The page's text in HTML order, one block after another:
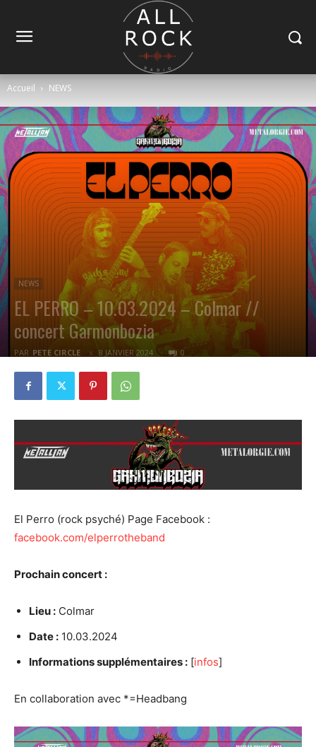
Accueil NEWS
NEWS
EL PERRO – 10.03.2024 – Colmar //
concert Garmonbozia
PAR PETE CIRCLE 8 JANVIER 2024 0
El Perro (rock psyché) Page Facebook :
facebook.com/elperrotheband
Prochain concert :
Lieu : Colmar
Date : 10.03.2024
Informations supplémentaires : [infos]
En collaboration avec *=Headbang